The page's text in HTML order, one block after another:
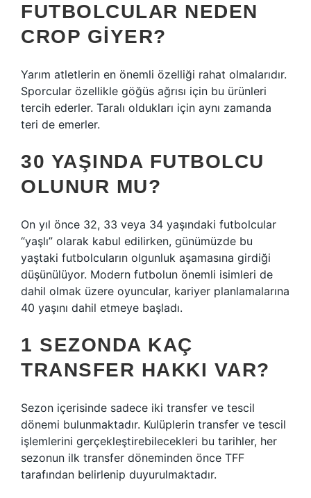
FUTBOLCULAR NEDEN
CROP GIYER?
Yarım atletlerin en önemli özelliği rahat olmalarıdır.
Sporcular özellikle göğüs ağrısı için bu ürünleri
tercih ederler. Taralı oldukları için aynı zamanda
teri de emerler.
30 YAŞINDA FUTBOLCU
OLUNUR MU?
On yıl önce 32, 33 veya 34 yaşındaki futbolcular
“yaşlı” olarak kabul edilirken, günümüzde bu
yaştaki futbolcuların olgunluk aşamasına girdiği
düşünülüyor. Modern futbolun önemli isimleri de
dahil olmak üzere oyuncular, kariyer planlamalarına
40 yaşını dahil etmeye başladı.
1 SEZONDA KAÇ
TRANSFER HAKKI VAR?
Sezon içerisinde sadece iki transfer ve tescil
dönemi bulunmaktadır. Kulüplerin transfer ve tescil
işlemlerini gerçekleştirebilecekleri bu tarihler, her
sezonun ilk transfer döneminden önce TFF
tarafından belirlenip duyurulmaktadır.